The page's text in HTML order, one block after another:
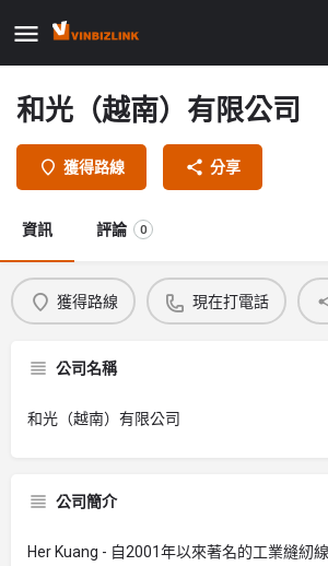
和光（越南）有限公司
獲得路線 分享
資訊 評論 0
獲得路線 現在打電話
公司名稱
和光（越南）有限公司
公司簡介
Her Kuang - 自2001年以來著名的工業縫紉